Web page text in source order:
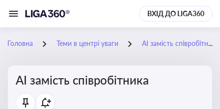
ВХІД ДО LIGA360
Головна Теми в центрі уваги АІ замість співробітника
АІ замість співробітника